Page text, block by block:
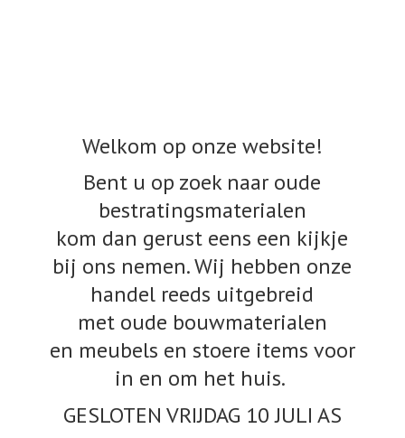
Welkom op onze website!
Bent u op zoek naar oude
bestratingsmaterialen
kom dan gerust eens een kijkje
bij ons nemen. Wij hebben onze
handel reeds uitgebreid
met oude bouwmaterialen
en meubels en stoere items voor
in en om het huis.
GESLOTEN VRIJDAG 10JULI AS